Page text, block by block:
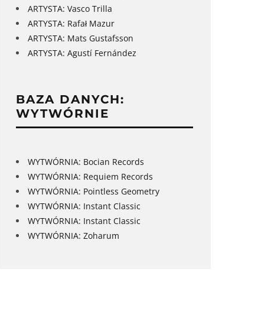
ARTYSTA: Vasco Trilla
ARTYSTA: Rafał Mazur
ARTYSTA: Mats Gustafsson
ARTYSTA: Agustí Fernández
BAZA DANYCH:
WYTWÓRNIE
WYTWÓRNIA: Bocian Records
WYTWÓRNIA: Requiem Records
WYTWÓRNIA: Pointless Geometry
WYTWÓRNIA: Instant Classic
WYTWÓRNIA: Instant Classic
WYTWÓRNIA: Zoharum